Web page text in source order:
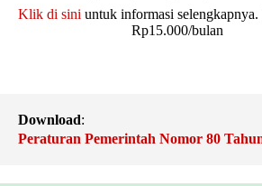
Klik di sini untuk informasi selengkapnya.
Rp15.000/bulan
Download:
Peraturan Pemerintah Nomor 80